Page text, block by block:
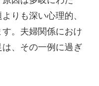
りも深い心理的、
。夫婦関係におけ
、その一例に過ぎ